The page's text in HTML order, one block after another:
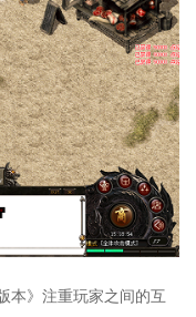
本》注重玩家之间的互